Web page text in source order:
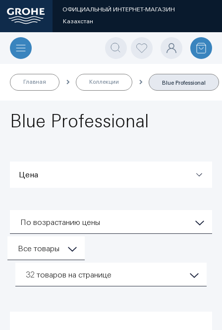
ОФИЦИАЛЬНЫЙ ИНТЕРНЕТ-МАГАЗИН
Казахстан
Главная Коллекции Blue Professional
Blue Professional
По возрастанию цены
Все товары
32 товаров на странице
Цена